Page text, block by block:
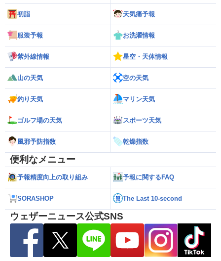
初詣 天気痛予報
服装予報 お洗濯情報
紫外線情報 星空・天体情報
山の天気 空の天気
釣り天気 マリン天気
ゴルフ場の天気 スポーツ天気
風邪予防指数 乾燥指数
便利なメニュー
予報精度向上の取り組み 予報に関するFAQ
SORASHOP The Last 10-second
ウェザーニュース公式SNS